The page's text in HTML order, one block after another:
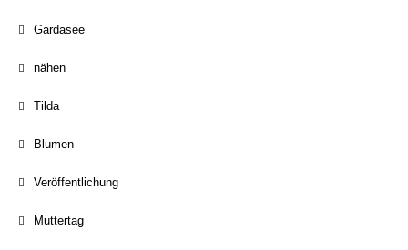
Gardasee
nähen
Tilda
Blumen
Veröffentlichung
Muttertag